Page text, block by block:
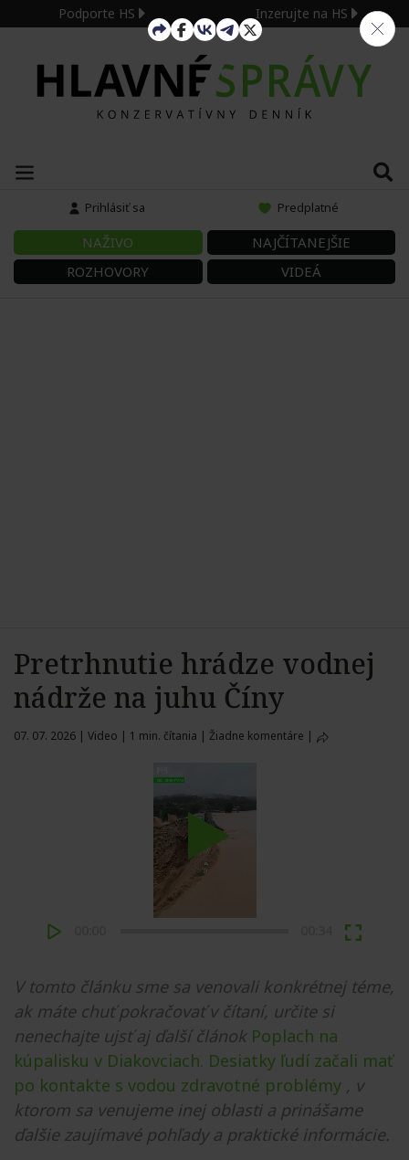
Podporte HS Inzerujte na HS
Prihlásiť sa Predplatné
NAŽIVO
NAJČÍTANEJŠIE
ROZHOVORY
VIDEÁ
Pretrhnutie hrádze vodnej
nádrže na juhu Číny
07. 07. 2026 | Video | 1 min. čítania | Žiadne komentáre |
V tomto článku sme sa venovali konkrétnej téme,
ak máte chuť pokračovať v čítaní, určite si
nenechajte ujsť aj ďalší článok Poplach na
kúpalisku v Diakovciach. Desiatky ľudí začali mať
po kontakte s vodou zdravotné problémy , v
ktorom sa venujeme inej oblasti a prinášame
ďalšie zaujímavé pohľady a praktické informácie.